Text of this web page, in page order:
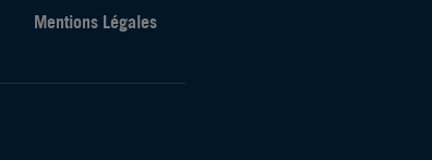
Mentions Légales